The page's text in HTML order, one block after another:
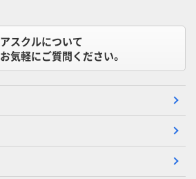
アスクルについて
お気軽にご質問ください。